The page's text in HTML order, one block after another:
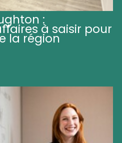
:
à saisir pour
la région